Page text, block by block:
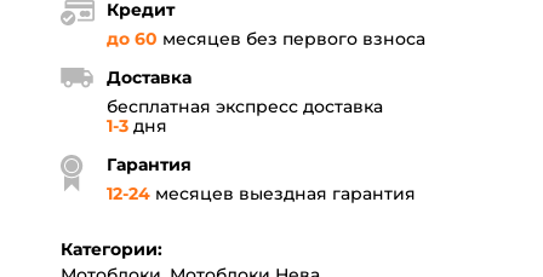
Кредит
до 60 месяцев без первого взноса
Доставка
бесплатная экспресс доставка
1-3 дня
Гарантия
12-24 месяцев выездная гарантия
Категории: